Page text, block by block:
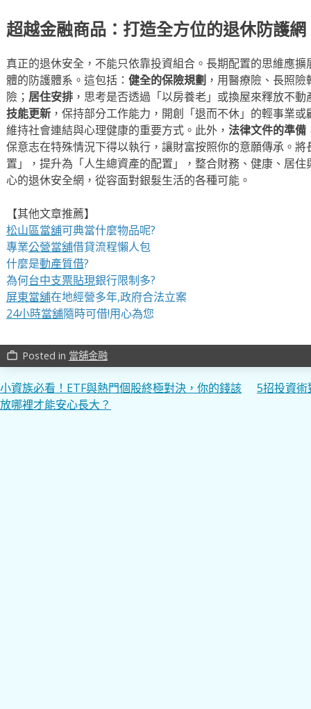
超越金融商品：打造全方位的退休防護網
真正的退休安全，不能只依靠投資組合。長期配置的思維應
體的防護體系。這包括： 健全的保險規劃 ，用醫療險、長照
險； 居住安排，思考是否透過「以房養老」或換屋來釋放不
技能更新，保持部分工作能力，開創「退而不休」的輕事業
維持社會連結與心理健康的重要方式。此外， 法律文件的準備
保意志在特殊情況下得以執行，讓財富按照你的意願傳承。
置」，提升為「人生總資產的配置」，整合財務、健康、居
心的退休安全網，從容面對銀髮生活的各種可能。
【其他文章推薦】
松山區當舖可典當什麼物品呢?
專業公營當舖借貸流程懶人包
什麼是動產質借?
為何台中支票貼現銀行限制多?
屏東當舖在地經營多年,政府合法立案
24小時當舖隨時可借!用心為您
work_outline Posted in 當舖金融
文
章
小資族必看！ETF與熱門個股終極對決，你的錢該
放哪裡才能安心長大？
5招投資